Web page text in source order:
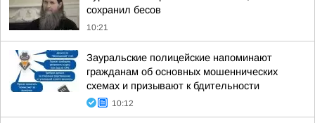
сохранил бесов
10:21
Зауральские полицейские напоминают
гражданам об основных мошеннических
схемах и призывают к бдительности
10:12